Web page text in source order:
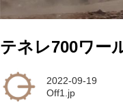
テネレ700ワー
2022-09-19
Off1.jp